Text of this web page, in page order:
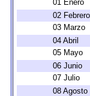
01 Enero
02 Febrero
03 Marzo
04 Abril
05 Mayo
06 Junio
07 Julio
08 Agosto